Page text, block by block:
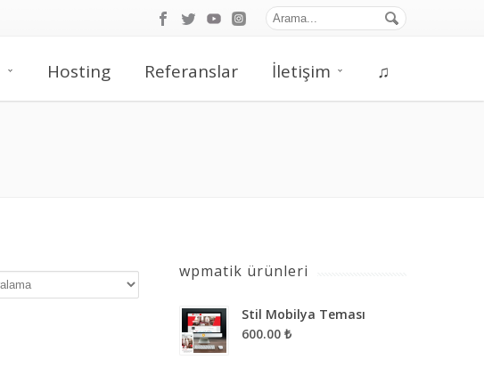
Hosting Referanslar İletişim ♫
wpmatik ürünleri
Stil Mobilya Teması
600.00 ₺